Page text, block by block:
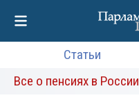
Статьи
Все о пенсиях в России